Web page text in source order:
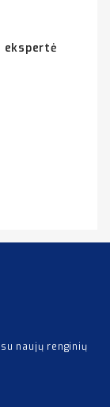
naujų renginių